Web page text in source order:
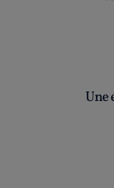
Une